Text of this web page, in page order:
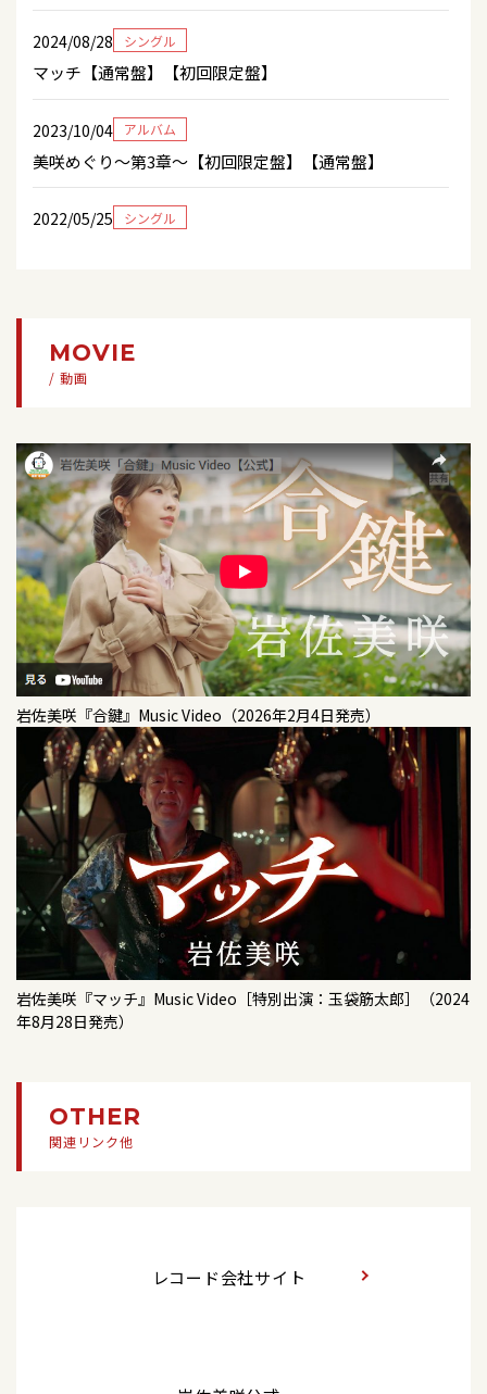
【イベント出演】 8/23(日) 「サントリー オールフ
リー presents藤江れいな 夏のイベント『Let’s サ
マパ☆』」
2026/06/27 ラジオ
【ラジオ出演】 6/27(土）13：00～ 四国放送「演
歌deリクエスト」※生放送
2026/06/19 イベント
2026/06/18
祭・JAME ENKA-KAYO LIVE」
2026/06/16 テレビ
【テレビ出演】 6/18(木)16：30～ テレビ埼玉「情
報番組マチコミ」生放送
2026/06/09 テレビ
【テレビ出演】6/16(火)3：50～ テレビ東京「ミュ
ージックブレイク」
2026/06/08 コンサート
【ライブハウスツアー決定！】「岩佐美咲＆津吹
みゆ WASAMYU Live tour」
2026/06/08 ウェブ
【配信中！】わさみんがゲスト出演「津吹みゆの
きてくんちぇチャンネル」配信中！
2026/06/08 テレビ
【テレビ出演】7/8(水)5:00～BS日テレ「令和歌謡
塾」
2026/06/01 キャンペーン
岩佐美咲「合鍵（Type-A／B）」発売記念 TTC
「Lunch Show『神戸歌暦』Vol.3」＜兵庫県/アリ
ストンホテル神戸＞
2026/06/27 ラジオ
四国放送「演歌deリクエスト」※生放送
2026/06/27 イベント
「ミュージックシャワー」CS チャンネル銀河
「ミュージックシャワー」岐阜放送（再放送）・
とちぎテレビ
2026/06/24 テレビ
「ミュージックシャワー」岐阜放送
2026/06/20 イベント
岩佐美咲「合鍵（Type-A／B）」発売記念 TTC
キャンペーンライブ＜浅草 音のヨーロー堂＞
2026/06/19 イベント
6/19(金) 19:00～ 岩佐美咲「合鍵」発売記念インタ
ーネットサイン会＜リミスタ＞
2026/06/18 テレビ
テレビ埼玉「情報番組マチコミ」生放送
2026/06/16 テレビ
テレビ東京「ミュージックブレイク」
2026/06/15
2026/06/14 イベント
「合鍵（Type-A／B）」発売記念キャンペーン＜
2024/08/28 シングル
マッチ【通常盤】【初回限定盤】
2023/10/04 アルバム
美咲めぐり～第3章～【初回限定盤】【通常盤】
2022/05/25 シングル
2020/04/22 シングル
右手と左手のブルース【初回生産限定盤】【通常
盤】【海物語コラボ盤】
2019/11/06 アルバム
美咲めぐり～第2章～ 【初回限定盤】【通常盤】
2019/08/06 シングル
恋の終わり三軒茶屋【特別盤A】【特別盤B】
2019/05/29 DVD
岩佐美咲コンサート2019～世代を超えて受け継が
れる音楽の力～
2019/02/13 シングル
恋の終わり三軒茶屋【初回生産限定盤】【通常盤
A】【通常盤B】
2018/08/08 シングル
佐渡の鬼太鼓 【特別盤A】【特別盤B】【特別盤
2018/05/23 DVD
岩佐美咲コンサート2018～演歌で伝える未来のカ
MOVIE
/ 動画
岩佐美咲『合鍵』Music Video（2026年2月4日発売）
岩佐美咲『マッチ』Music Video［特別出演：玉袋筋太郎］（2024
年8月28日発売）
OTHER
関連リンク他
レコード会社サイト